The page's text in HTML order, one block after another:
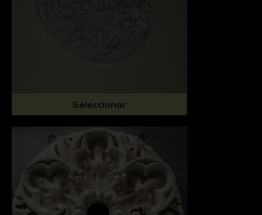
Seleccionar